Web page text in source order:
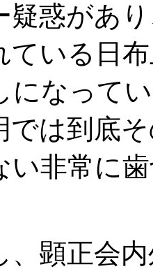
疑惑があ
ている日
になって
では到底
い非常に
、顕正会